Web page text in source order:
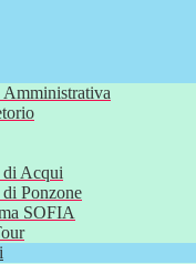
Amministrativa
di Acqui
Ponzone
SOFIA